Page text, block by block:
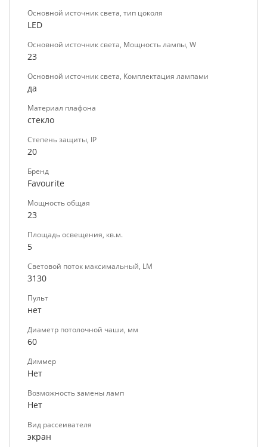
Основной источник света, тип цоколя
LED
Основной источник света, Мощность лампы, W
23
Основной источник света, Комплектация лампами
да
Материал плафона
стекло
Степень защиты, IP
20
Бренд
Favourite
Мощность общая
23
Площадь освещения, кв.м.
5
Световой поток максимальный, LM
3130
Пульт
нет
Диаметр потолочной чаши, мм
60
Диммер
Нет
Возможность замены ламп
Нет
Вид рассеивателя
экран